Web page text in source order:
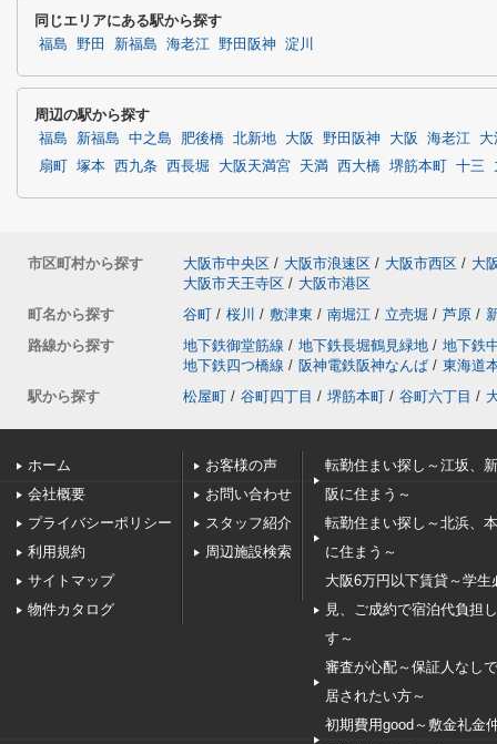
同じエリアにある駅から探す
福島 野田 新福島 海老江 野田阪神 淀川
周辺の駅から探す
福島 新福島 中之島 肥後橋 北新地 大阪 野田阪神 大阪 海老江
大
扇町
塚本 西九条 西長堀 大阪天満宮 天満 西大橋 堺筋本町 十三
市区町村から探す 大阪市中央区 / 大阪市浪速区 / 大阪市西区 / 大
大阪市天王寺区 / 大阪市港区
町名から探す
谷町 / 桜川 / 敷津東 / 南堀江 / 立売堀 / 芦原 /
路線から探す
地下鉄御堂筋線 / 地下鉄長堀鶴見緑地 / 地下鉄
地下鉄四つ橋線 / 阪神電鉄阪神なんば / 東海道
駅から探す
松屋町 / 谷町四丁目 / 堺筋本町 / 谷町六丁目 /
ホーム
会社概要
プライバシーポリシー
利用規約
サイトマップ
物件カタログ
お客様の声
お問い合わせ
スタッフ紹介
周辺施設検索
転勤住まい探し～江坂、
阪に住まう～
転勤住まい探し～北浜、
に住まう～
大阪6万円以下賃貸～学生
見、ご成約で宿泊代負担
す～
審査が心配～保証人なし
居されたい方～
初期費用good～敷金礼金